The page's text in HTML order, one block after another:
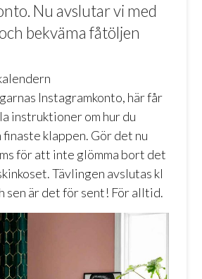
Nu avslutar vi med
bekväma fåtöljen
Instagramkonto, här får
instruktioner om hur du
finaste klappen. Gör det nu
för att inte glömma bort det
Tävlingen avslutas kl
sen är det för sent! För alltid.